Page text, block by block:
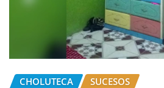
CHOLUTECA SUCESOS